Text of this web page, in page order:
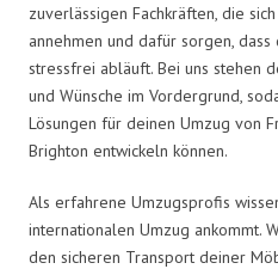
zuverlässigen Fachkräften, die
annehmen und dafür sorgen,
stressfrei abläuft. Bei uns stehen
und Wünsche im Vordergrund,
Lösungen für deinen Umzug von
Brighton entwickeln können.
Als erfahrene Umzugsprofis
internationalen Umzug ankommt.
den sicheren Transport deiner